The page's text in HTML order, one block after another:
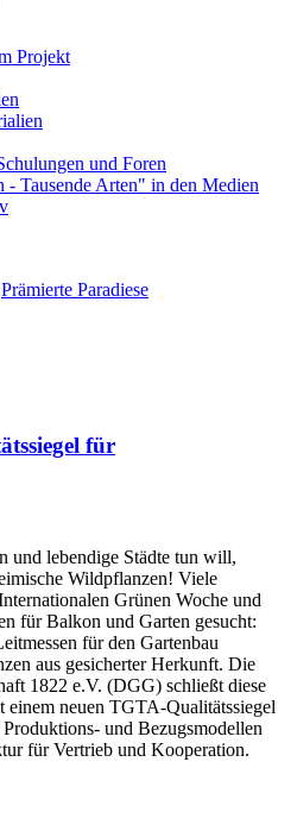
Projekt
und Foren
- Tausende Arten" in den Medien
Prämierte Paradiese
für
und lebendige Städte tun will,
Wildpflanzen! Viele
Grünen Woche und
für Balkon und Garten gesucht:
für den Gartenbau
aus gesicherter Herkunft. Die
1822 e.V. (DGG) schließt diese
einem neuen TGTA-Qualitätssiegel
und Bezugsmodellen
für Vertrieb und Kooperation.